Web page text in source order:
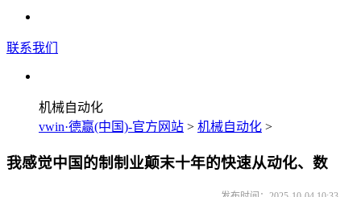
联系我们
机械自动化
vwin·德赢(中国)-官方网站 > 机械自动化 >
我感觉中国的制制业颠末十年的快速从动化、数